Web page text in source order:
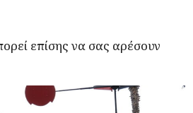
επίσης να σας αρέσουν